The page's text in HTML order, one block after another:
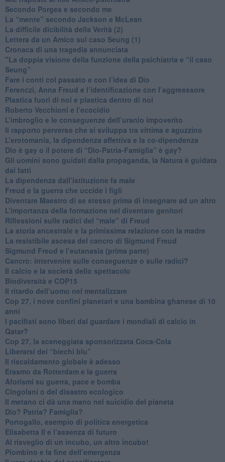
​Secondo Porges e secondo me
​La “mente” secondo Jackson e McLean
La difficile dicibilità della Verità (2)
​Lettera da un Amico sul caso Seung (1)
​Cronaca di una tragedia annunciata
"​La doppia visione della funzione della psichiatria e “il caso
Seung”
​Fare i conti col passato e con l’idea di Dio
​Ferenczi, Anna Freud e l’identificazione con l’aggresssore
Plastica fuori di noi e plastica dentro di noi
​Roberto Vecchioni e l’ecocidio
​L’imbroglio e le conseguenze dell’uranio impoverito
​Il rapporto perverso che si sviluppa tra vittima e aguzzino
L’erotomania, la dipendenza affettiva e la co-dipendenza
​Dio è gay o il potere di “Dio-Patria-Famiglia” è gay?
​Gli uomini sono guidati dalla propaganda, la Natura è guidata
dai fatti
La dipendenza dall’istituzione fa male
​Freud e la guerra che uccide i figli
​Diventare Maestro di se stesso prima di insegnare ad un altro
L’importanza della formazione nel diventare genitori
Riflessioni sulle radici del “male” di Freud
​La storia ancestrale e la primissima relazione con la madre
​La resistibile ascesa del cancro di Sigmund Freud
Sigmund Freud e l’eutanasia (prima parte)
Cancro: intervenire sulle conseguenze o sulle radici?
​Il calcio e la società dello spettacolo
Biodiversità e COP15
​Il ritardo dell’uomo nel mentalizzare
​Cop 27, i nove confini planetari e una bambina ghanese di 10
anni
​I pacifisti sono liberi dal guardare i mondiali di calcio in
Qatar?
​Cop 27, la sceneggiata sponsorizzata Coca-Cola
​Liberarsi dei “biechi blu”
Il riscaldamento globale è adesso
​Erasmo da Rotterdam e la guerra
​Aforismi su guerra, pace e bomba
Cingolani o del disastro ecologico
​Il metano ci dà una mano nel suicidio del pianeta
​Dio? Patria? Famiglia?
Portogallo, esempio di politica energetica
​Elisabetta II e l’assenza di futuro
Al risveglio di un incubo, un altro incubo!
​Piombino e la fine dell’emergenza